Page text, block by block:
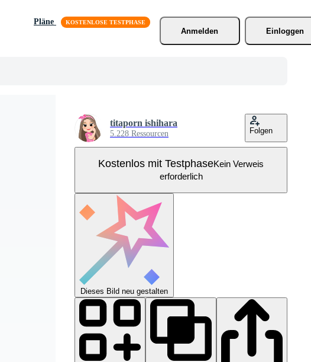
Pläne
Anmelden
Einloggen
titaporn ishihara
5.228 Ressourcen Folgen
Kostenlos mit TestphaseKein Verweis
erforderlich
Dieses Bild neu gestalten